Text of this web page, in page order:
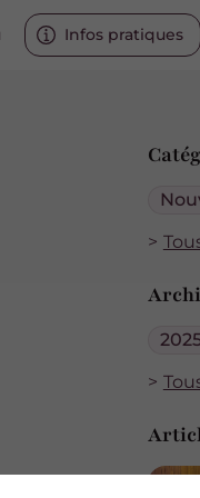
Infos pratiques